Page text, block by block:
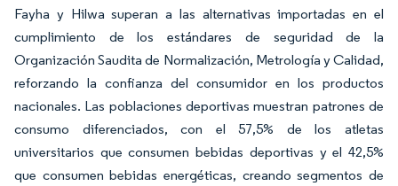
Fayha y Hilwa superan a las alternativas importadas en el
cumplimiento de los estándares de seguridad de la
Organización Saudita de Normalización, Metrología y Calidad,
reforzando la confianza del consumidor en los productos
nacionales. Las poblaciones deportivas muestran patrones de
consumo diferenciados, con el 57,5% de los atletas
universitarios que consumen bebidas deportivas y el 42,5%
que consumen bebidas energéticas, creando segmentos de